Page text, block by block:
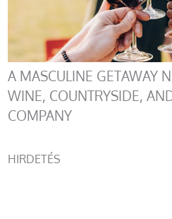
A MASCULINE GETAWAY
WINE, COUNTRYSIDE,
COMPANY
HIRDETÉS